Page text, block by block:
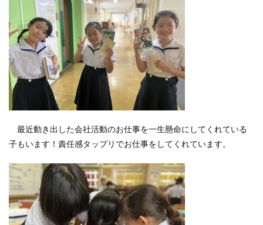
最近動き出した会社活動のお仕事を一生懸命にしてくれている
子もいます！責任感タップリでお仕事をしてくれています。